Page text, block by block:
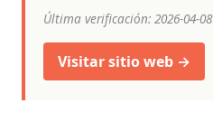
Última verificación: 2026-04-08
Visitar sitio web →